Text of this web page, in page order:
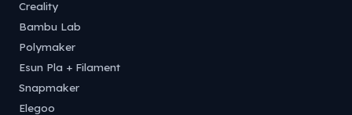
Creality
Bambu Lab
Polymaker
Esun Pla + Filament
Snapmaker
Elegoo